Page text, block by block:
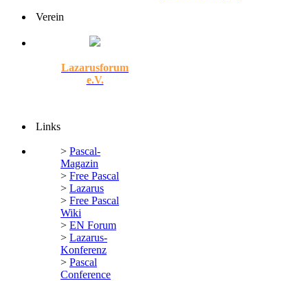
Verein
Lazarusforum
e.V.
Links
> Pascal-
Magazin
> Free Pascal
> Lazarus
> Free Pascal
Wiki
> EN Forum
> Lazarus-
Konferenz
> Pascal
Conference